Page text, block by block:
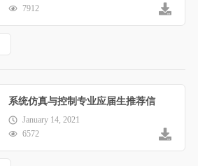
7912
系统仿真与控制专业应届生推荐信
January 14, 2021
6572